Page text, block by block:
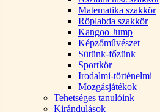
Matematika szakkör
Röplabda szakkör
Kangoo Jump
Képzőművészet
Sütünk-főzünk
Sportkör
Irodalmi-történelmi
Mozgásjátékok
Tehetséges tanulóink
Kirándulások